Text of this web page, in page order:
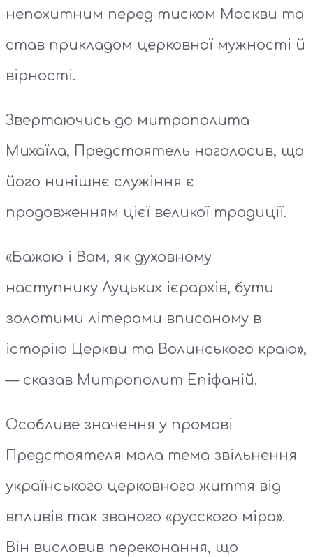
непохитним перед тиском Москви та
став прикладом церковної мужності й
вірності.
Звертаючись до митрополита
Михаїла, Предстоятель наголосив, що
його нинішнє служіння є
продовженням цієї великої традиції.
«Бажаю і Вам, як духовному
наступнику Луцьких ієрархів, бути
золотими літерами вписаному в
історію Церкви та Волинського краю»,
— сказав Митрополит Епіфаній.
Особливе значення у промові
Предстоятеля мала тема звільнення
українського церковного життя від
впливів так званого «русского міра».
Він висловив переконання, що